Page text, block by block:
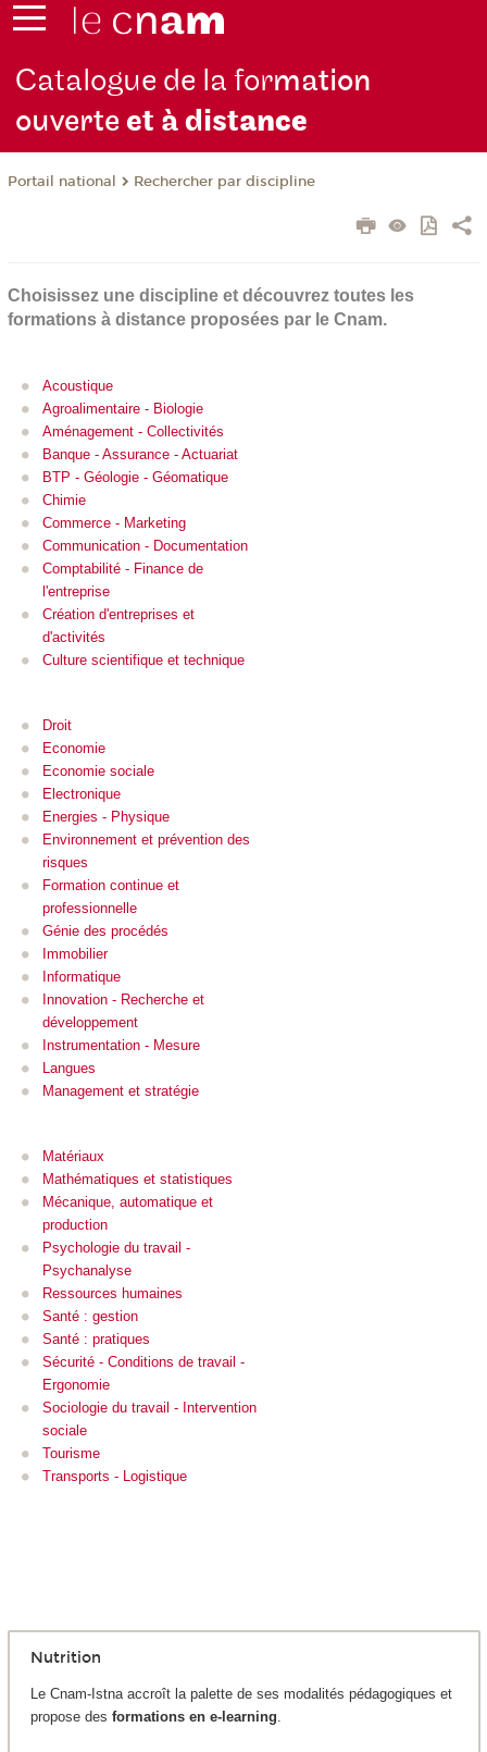
Catalogue de la formation
ouverteet à distance
Portail national Rechercher par discipline
Choisissez une discipline et découvrez toutes les
formations à distance proposées par le Cnam.
Acoustique
Agroalimentaire - Biologie
Aménagement - Collectivités
Banque - Assurance - Actuariat
BTP - Géologie - Géomatique
Chimie
Commerce - Marketing
Communication - Documentation
Comptabilité - Finance de
l'entreprise
Création d'entreprises et
d'activités
Culture scientifique et technique
Droit
Economie
Economie sociale
Electronique
Energies - Physique
Environnement et prévention des
risques
Formation continue et
professionnelle
Génie des procédés
Immobilier
Informatique
Innovation - Recherche et
développement
Instrumentation - Mesure
Langues
Management et stratégie
Matériaux
Mathématiques et statistiques
Mécanique, automatique et
production
Psychologie du travail -
Psychanalyse
Ressources humaines
Santé : gestion
Santé : pratiques
Sécurité - Conditions de travail -
Ergonomie
Sociologie du travail - Intervention
sociale
Tourisme
Transports - Logistique
Nutrition
Le Cnam-Istna accroît la palette de ses modalités pédagogiques et
propose des formations en e-learning